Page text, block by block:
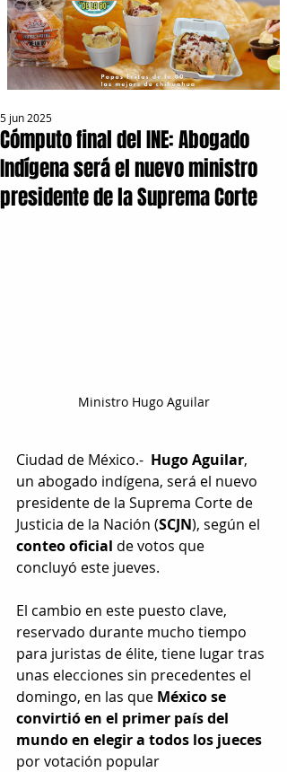
Cómputo final del INE: Abogado
Indígena será el nuevo ministro
presidente de la Suprema Corte
5 jun 2025
Ministro Hugo Aguilar
Ciudad de México.-
  Hugo Aguilar
,
un abogado indígena, será el nuevo
presidente de la Suprema Corte de
Justicia de la Nación (SCJN), según el
conteo oficial de votos que
concluyó este jueves.
El cambio en este puesto clave,
reservado durante mucho tiempo
para juristas de élite, tiene lugar tras
unas elecciones sin precedentes el
domingo, en las que México se
convirtió en el primer país del
mundo en elegir a todos los jueces
por votación popular